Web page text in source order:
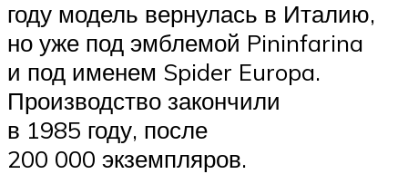
году модель вернулась в Италию,
но уже под эмблемой Pininfarina
и под именем Spider Europa.
Производство закончили
в 1985 году, после
200 000 экземпляров.